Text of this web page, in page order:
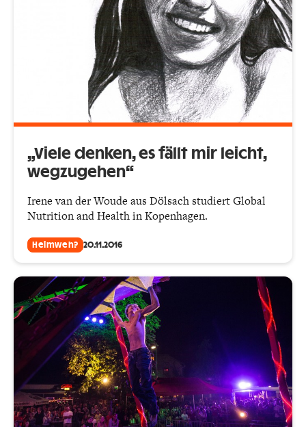
„Viele denken, es fällt mir leicht,
wegzugehen“
Irene van der Woude aus Dölsach studiert Global
Nutrition and Health in Kopenhagen.
Heimweh? 20.11.2016